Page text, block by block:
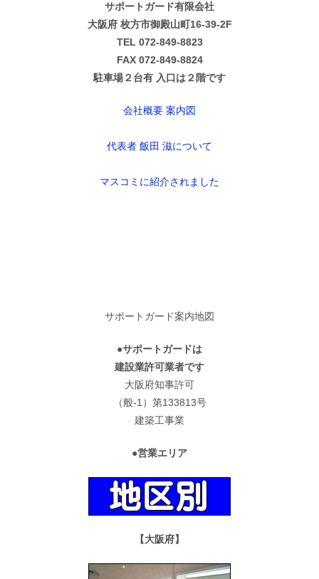
サポートガード有限会社
大阪府 枚方市御殿山町16-39-2F
TEL 072-849-8823
FAX 072-849-8824
駐車場２台有 入口は２階です
会社概要 案内図
代表者 飯田 滋について
マスコミに紹介されました
サポートガード案内地図
●サポートガードは
建設業許可業者です
大阪府知事許可
（般-1）第133813号
建築工事業
●営業エリア
【大阪府】